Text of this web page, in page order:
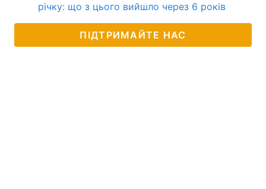
річку: що з цього вийшло через 6 років
ПІДТРИМАЙТЕ НАС